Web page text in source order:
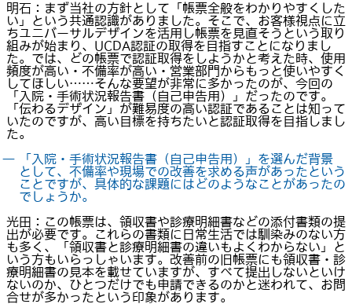
明石：まず当社の方針として「帳票全般をわかりやすくした
い」という共通認識がありました。そこで、お客様視点に立
ちユニバーサルデザインを活用し帳票を見直そうという取り
組みが始まり、UCDA認証の取得を目指すことになりまし
た。では、どの帳票で認証取得をしようかと考えた時、使用
頻度が高い・不備率が高い・営業部門からもっと使いやすく
してほしい……そんな要望が非常に多かったのが、今回の
「入院・手術状況報告書（自己申告用）」だったのです。
「伝わるデザイン」が難易度の高い認証であることは知って
いたのですが、高い目標を持ちたいと認証取得を目指しまし
た。
― 「入院・手術状況報告書（自己申告用）」を選んだ背景
として、不備率や現場での改善を求める声があったという
ことですが、具体的な課題にはどのようなことがあったの
でしょうか。
光田：この帳票は、領収書や診療明細書などの添付書類の提
出が必要です。これらの書類に日常生活では馴染みのない方
も多く、「領収書と診療明細書の違いもよくわからない」と
いう方もいらっしゃいます。改善前の旧帳票にも領収書・診
療明細書の見本を載せていますが、すべて提出しないといけ
ないのか、ひとつだけでも申請できるのかと迷われて、お問
合せが多かったという印象があります。